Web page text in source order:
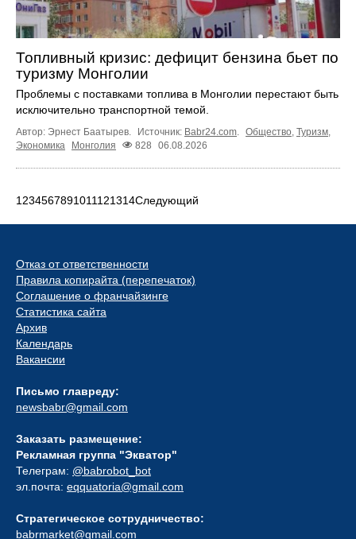
Топливный кризис: дефицит бензина бьет по
туризму Монголии
Проблемы с поставками топлива в Монголии перестают быть
исключительно транспортной темой.
Автор: Эрнест Баатырев. Источник: Babr24.com Общество Туризм
Экономика
Монголия 828 06.08.2026
1 234567891011121314Следующий
Отказ от ответственности
Правила копирайта (перепечаток)
Соглашение о франчайзинге
Статистика сайта
Архив
Календарь
Вакансии
Письмо главреду:
newsbabr@gmail.com
Заказать размещение:
Рекламная группа "Экватор"
Телеграм: @babrobot_bot
эл.почта: eqquatoria@gmail.com
Стратегическое сотрудничество:
babrmarket@gmail.com